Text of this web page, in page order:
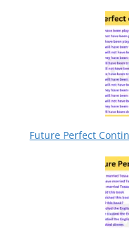
Future Perfect